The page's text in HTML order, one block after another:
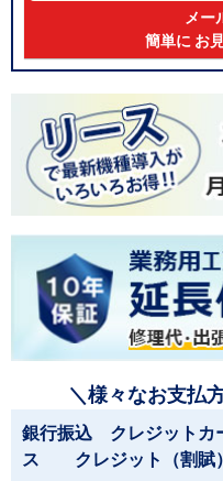
メー
簡単に お
＼様々なお支払
銀行振込 クレジット
ス クレジット（割賦